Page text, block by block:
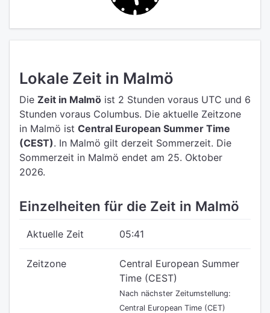
Lokale Zeit in Malmö
Die Zeit in Malmö ist 2 Stunden voraus UTC und 6
Stunden voraus Columbus. Die aktuelle Zeitzone
in Malmö ist Central European Summer Time
(CEST). In Malmö gilt derzeit Sommerzeit. Die
Sommerzeit in Malmö endet am 25. Oktober
2026.
Einzelheiten für die Zeit in Malmö
Aktuelle Zeit 05:42
Zeitzone
Central European Summer
Time (CEST)
Nach nächster Zeitumstellung:
Central European Time (CET)